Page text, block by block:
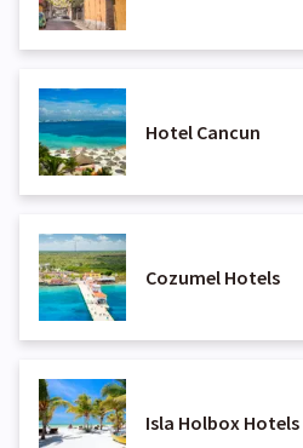
Hotel Cancun
Cozumel Hotels
Isla Holbox Hotels